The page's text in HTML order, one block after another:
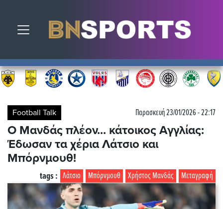
Toggle navigation
Football Talk Παρασκευή 23/01/2026 - 22:17
Ο Μανδάς πλέον... κάτοικος Αγγλίας:
Έδωσαν τα χέρια Λάτσιο και
Μπόρνμουθ!
Μεταγραφή
Χρήστος Μανδάς
Μπόρνμουθ
Λάτσιο
tags :